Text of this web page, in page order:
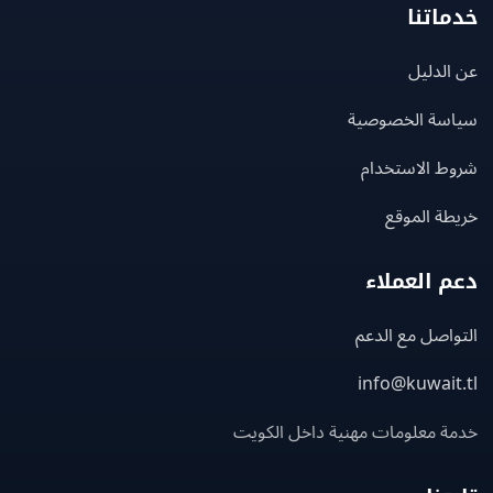
الخصوصية
الاستخدام
الموقع
العملاء
مع الدعم
معلومات مهنية داخل الكويت